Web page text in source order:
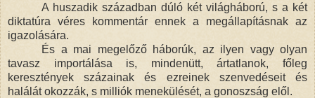
A huszadik században dúló két világháború, s a két
diktatúra véres kommentár ennek a megállapításnak az
igazolására.
És a mai megelőző háborúk, az ilyen vagy olyan
tavasz importálása is, mindenütt, ártatlanok, főleg
keresztények százainak és ezreinek szenvedéseit és
halálát okozzák, s milliók menekülését, a gonoszság elől.